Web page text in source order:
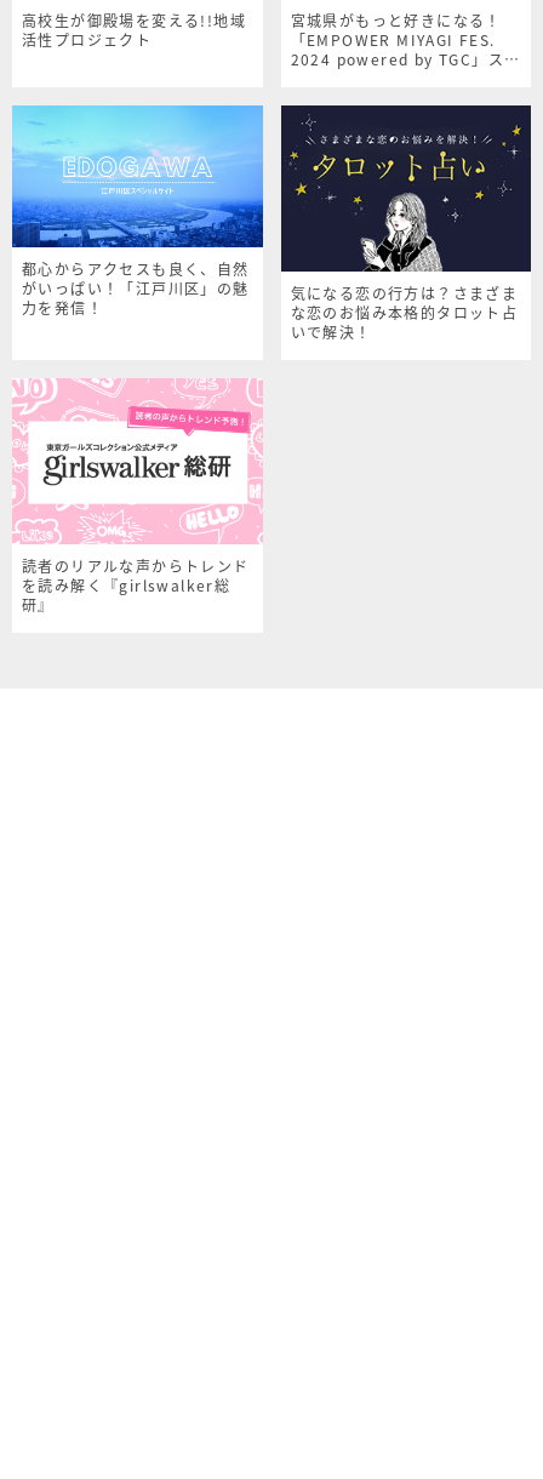
高校生が御殿場を変える!!地域
活性プロジェクト
宮城県がもっと好きになる！
「EMPOWER MIYAGI FES.
2024 powered by TGC」スペ
都心からアクセスも良く、自然
がいっぱい！「江戸川区」の魅
力を発信！
気になる恋の行方は？さまざま
な恋のお悩み本格的タロット占
いで解決！
読者のリアルな声からトレンド
を読み解く『girlswalker総
研』